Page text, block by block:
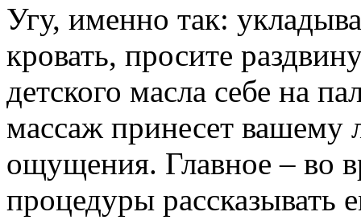
Угу, именно так:
кровать, просите
детского масла себе на
массаж принесет
ощущения. Главное – во
процедуры рассказывать